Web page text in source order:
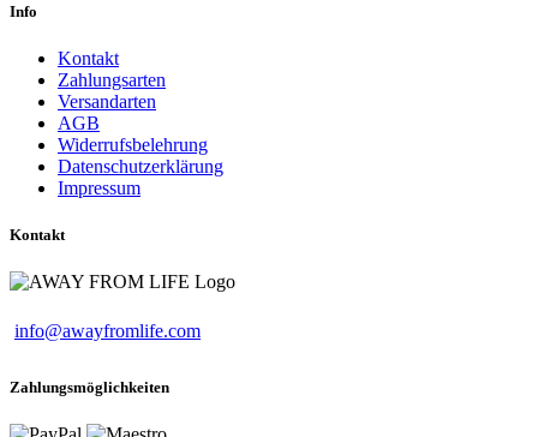
Info
Kontakt
Zahlungsarten
Versandarten
AGB
Widerrufsbelehrung
Datenschutzerklärung
Impressum
Kontakt
info@awayfromlife.com
Zahlungsmöglichkeiten